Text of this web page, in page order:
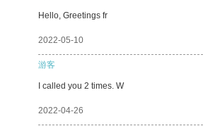
Hello, Greetings fr
2022-05-10
游客
I called you 2 times. W
2022-04-26